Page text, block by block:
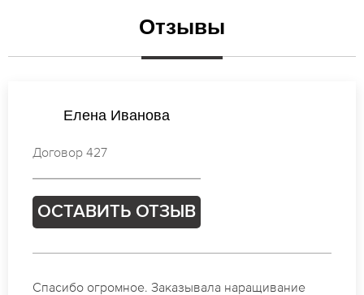
Отзывы
Виктория Соколова
Договор 626
ОСТАВИТЬ ОТЗЫВ
Идеальные мастера своего дела по наращиванию